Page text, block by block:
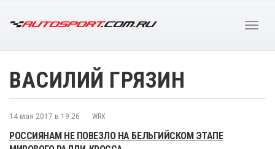
ВАСИЛИЙ ГРЯЗИН
14 мая 2017 в 19:26 WRX
РОССИЯНАМ НЕ ПОВЕЗЛО НА БЕЛЬГИЙСКОМ ЭТАПЕ